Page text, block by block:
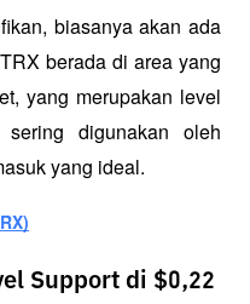
biasanya akan ada
berada di area yang
yang merupakan level
sering digunakan oleh
yang ideal.
Support di $0,22